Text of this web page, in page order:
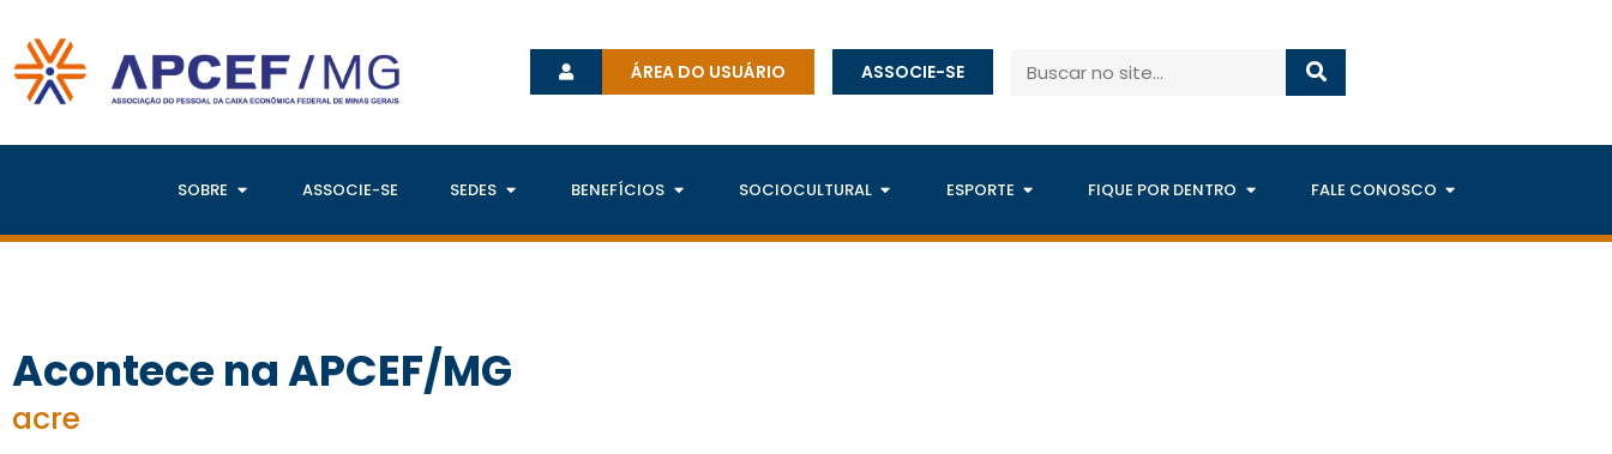
ÁREA DO USUÁRIO ASSOCIE-SE
SOBRE ASSOCIE-SE SEDES BENEFÍCIOS SOCIOCULTURAL ESPORTE FIQUE POR DENTRO FALE CONOSCO
Acontece na APCEF/MG
acre